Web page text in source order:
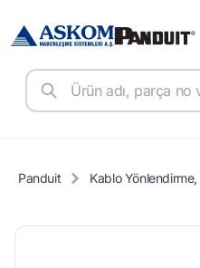
Panduit Kablo Yönlendirme,